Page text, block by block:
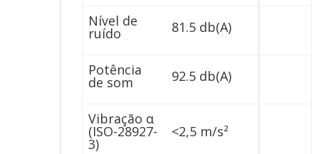
Nível de
ruído 81.5 db(A)
Potência
de som 92.5 db(A)
Vibração α
(ISO-28927-
3)
<2,5 m/s²